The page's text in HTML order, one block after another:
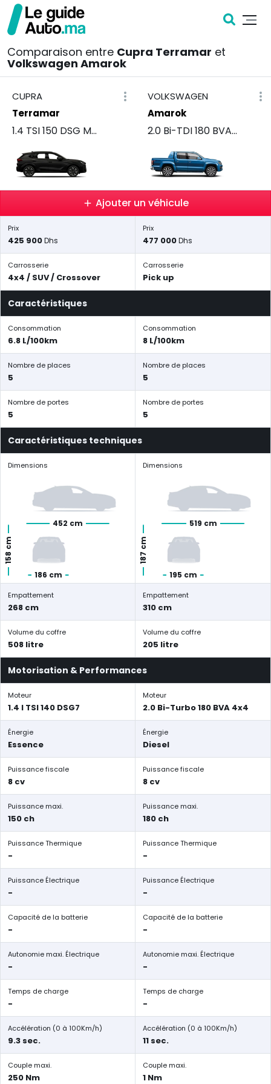
Comparaison entre Cupra Terramar et
Volkswagen Amarok
CUPRA
Terramar
1.4 TSI 150 DSG MOON
VOLKSWAGEN
Amarok
2.0 Bi-TDI 180 BVA Highline+
Ajouter un véhicule
Prix
425 900Dhs
Prix
477 000Dhs
Carrosserie
4x4 / SUV / Crossover
Carrosserie
Pick up
Caractéristiques
Consommation
6.8 L/100km
Consommation
8 L/100km
Nombre de places
5
Nombre de places
5
Nombre de portes
5
Nombre de portes
5
Caractéristiques techniques
Dimensions
452 cm
186 cm
158 cm
Dimensions
519 cm
195 cm
187 cm
Empattement
268 cm
Empattement
310 cm
Volume du coffre
508 litre
Volume du coffre
205 litre
Motorisation & Performances
Moteur
1.4 l TSI 140 DSG7
Moteur
2.0 Bi-Turbo 180 BVA 4x4
Énergie
Essence
Énergie
Diesel
Puissance fiscale
8 cv
Puissance fiscale
8 cv
Puissance maxi.
150 ch
Puissance maxi.
180 ch
Puissance Thermique
-
Puissance Thermique
-
Puissance Électrique
-
Puissance Électrique
-
Capacité de la batterie
-
Capacité de la batterie
-
Autonomie maxi. Électrique
-
Autonomie maxi. Électrique
-
Temps de charge
-
Temps de charge
-
Accélération (0 à 100Km/h)
9.3 sec.
Accélération (0 à 100Km/h)
11 sec.
Couple maxi.
250 Nm
Couple maxi.
1 Nm